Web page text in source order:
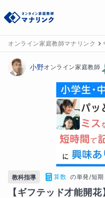
オンライン家庭教師マナリンク
小野オンライン家庭教師
教科指導 算数 の単発/短期
【ギフテッド才能開